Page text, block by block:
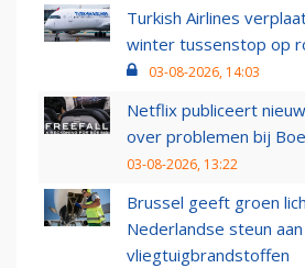
Turkish Airlines
winter tussenstop op
03-08-2026, 14:03
Netflix publiceert
over problemen bij
03-08-2026, 13:22
Brussel geeft groen
Nederlandse steun
vliegtuigbrandstoffen